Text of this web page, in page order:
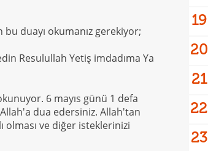
bu duayı okumanız gerekiyor;
Resulullah Yetiş imdadıma Ya
6 mayıs günü 1 defa
dua edersiniz. Allah'tan
olması ve diğer isteklerinizi
19
20
21
22
23